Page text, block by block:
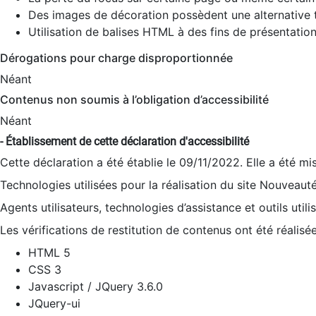
Des images de décoration possèdent une alternative
Utilisation de balises HTML à des fins de
Dérogations pour charge disproportionnée
Néant
Contenus non soumis à l’obligation d’accessibilité
Néant
- Établissement de cette déclaration d'accessibilité
Cette déclaration a été établie le 09/11/2022. Elle a été
Technologies utilisées pour la réalisation du site
Agents utilisateurs, technologies d’assistance et outils
Les vérifications de restitution de contenus ont été
HTML 5
CSS 3
Javascript / JQuery 3.6.0
JQuery-ui